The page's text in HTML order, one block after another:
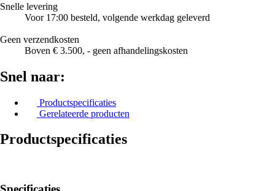
Snelle levering
Voor 17:00 besteld, volgende werkdag geleverd
Geen verzendkosten
Boven € 3.500, - geen afhandelingskosten
Snel naar:
Productspecificaties
Gerelateerde producten
Productspecificaties